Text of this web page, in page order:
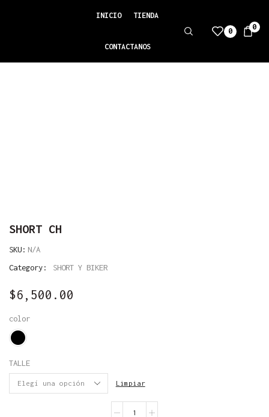
INICIO TIENDA
CONTACTANOS
0 0
SHORT CH
SKU: N/A
Category:
SHORT Y BIKER
$6,500.00
color
TALLE
Limpiar